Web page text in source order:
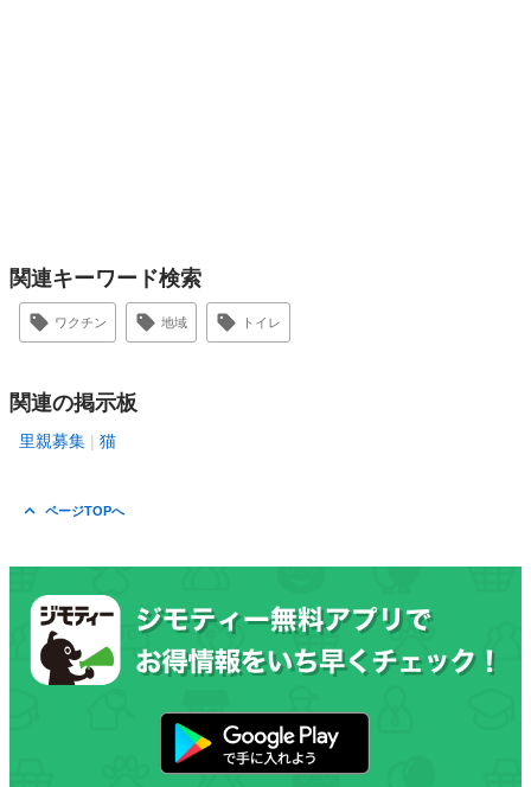
関連キーワード検索
ワクチン 地域 トイレ
関連の掲示板
里親募集 猫
ページTOPへ